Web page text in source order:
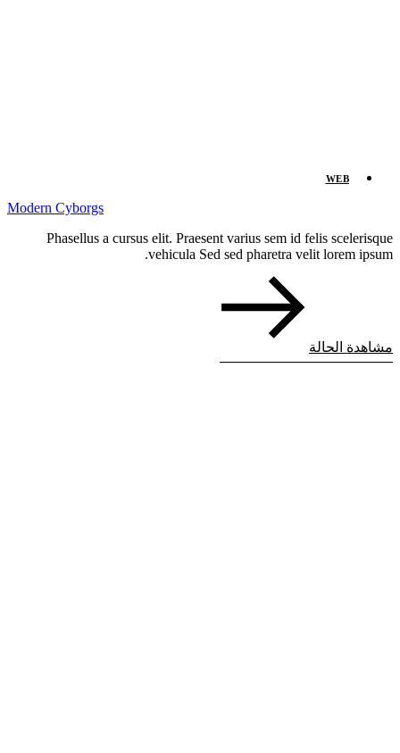
WEB
Modern Cyborgs
Phasellus a cursus elit. Praesent varius sem id felis scelerisque
vehicula Sed sed pharetra velit lorem ipsum.
مشاهدة الحالة